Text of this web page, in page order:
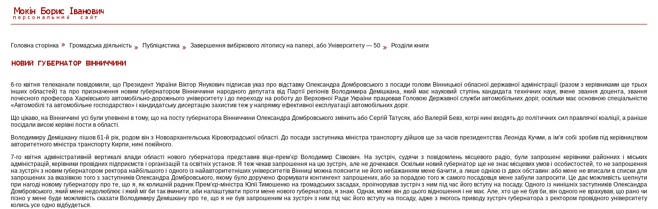
Головна сторінка Громадська діяльність Публіцистика Завершення вибіркового літопису на папері, або Університету — 50 Розділи книги
6-го квітня телеканали повідомили, що Президент України Віктор Янукович підписав указ про відставку Олександра Домбровського з посади голови Вінницької обласної державної адміністрації (разом з керівниками ще трьох
інших областей) та про призначення новим губернатором Вінниччини народного депутата від Партії регіонів Володимира Демішкана, який має науковий ступінь кандидата технічних наук, вчене звання доцента, звання
почесного професора Харківського автомобільно-дорожнього університету і до переходу на роботу до Верховної Ради України працював Головою Державної служби автомобільних доріг, оскільки має основною спеціальністю
«Автомобілі та автомобільне господарство» і кандидатську дисертацію захистив теж у напрямку ефективної експлуатації автомобільних доріг.
Що цікаво, на Вінниччині усі були упевнені в тому, що на посту губернатора Вінниччини Олександра Домбровського змінить або Сергій Татусяк, або Валерій Бевз, котрі нині входять до політичних сил правлячої коаліції, а раніше
посідали високі керівні пости в області.
Володимиру Демішкану пішов 61-й рік, родом він з Новоархангельська Кіровоградської області. До посади заступника міністра транспорту дійшов ще за часів президентства Леоніда Кучми, а ім’я собі зробив під керівництвом
авторитетного міністра транспорту Кирпи, нині покійного.
7-го квітня адміністративній вертикалі влади області нового губернатора представив віце-прем’єр Володимир Сівкович. На зустріч, судячи з повідомлень місцевого радіо, були запрошені керівники районних і міських
адмiнiстрацій, керівники провідних підприємств і організацій та освітніх установ. Я теж чекав запрошення на цю зустріч, але не дочекався. Оскільки новий губернатор ще не знає місцевих умов і особистостей, то не запрошення
на зустріч з новим губернатором ректора найбільшого і одного із найавторитетніших університетів Вінниці можна пояснити не його небажанням мене бачити, а лише однією із двох обставин: або мене не вписали в списки для
запрошених за вказівкою того з заступників Олександра Домбровського, якому було доручено формувати контингент запрошених, або за порадою того ж самого посадовця мене забули запросити. Це дає можливість шепнути
при нагоді новому губернатору про те, що я, як колишній радник Прем’єр-міністра Юлії Тимошенко на громадських засадах, проігнорував зустріч з ним під час його вступу на посаду. Одного із нинішніх заступників Олександра
Домбровського, який мене недолюблює і який міг би так вчинити, аби налаштувати проти мене нового губернатора, я знаю. Однак, може він до цього відношення і не має. Але, хто це не був би, він одного не врахував, що рано чи
пізно у мене буде можливість сказати Володимиру Демішкану про те, що я не був запрошеним на зустріч з ним під час його вступу на посаду, адже з якогось приводу зустріч губернатора з ректором провідного університету
колись усе одно відбудеться.